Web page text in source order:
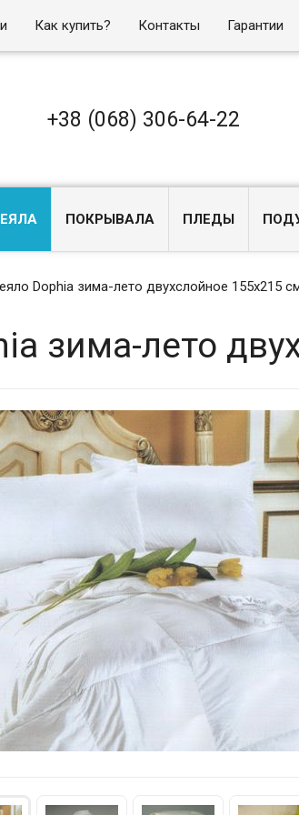
Как купить? Контакты Гарантии
+38 (068) 306-64-22
ПОКРЫВАЛА ПЛЕДЫ
Dophia зима-лето двухслойное 155х215
зима-лето